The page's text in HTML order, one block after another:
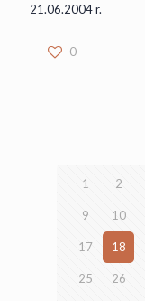
21.06.2004 r.
0
1 2
9 10
17 18
25 26